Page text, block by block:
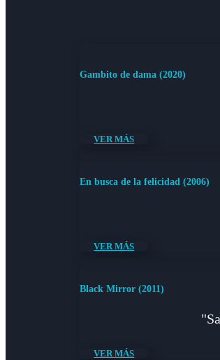
Gambito de dama (2020)
VER MÁS
En busca de la felicidad (2006)
VER MÁS
Black Mirror (2011)
VER MÁS